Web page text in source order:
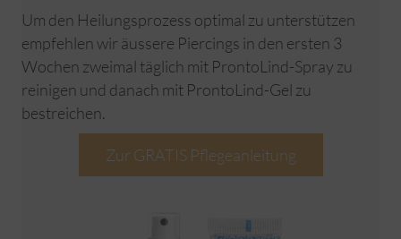
Um den Heilungsprozess optimal zu unterstützen
empfehlen wir äussere Piercings in den ersten 3
Wochen zweimal täglich mit ProntoLind-Spray zu
reinigen und danach mit ProntoLind-Gel zu
bestreichen.
Zur GRATIS Pflegeanleitung